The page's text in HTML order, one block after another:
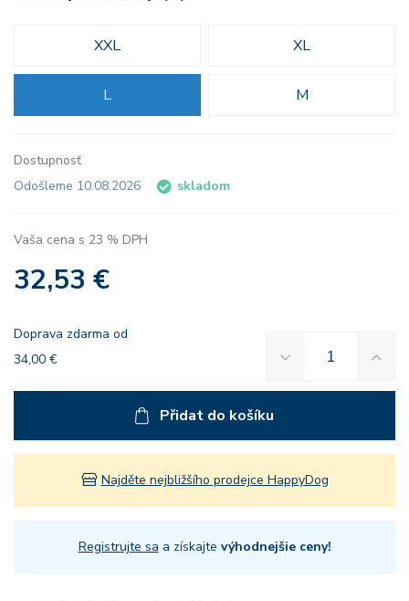
XXL XL
L M
Dostupnosť
Odošleme 10.08.2026
skladom
Vaša cena s 23 % DPH
32,53 €
Doprava zdarma od
34,00 €
Přidat do košíku
Najděte nejbližšího prodejce HappyDog
Registrujte sa a získajte výhodnejšie ceny!